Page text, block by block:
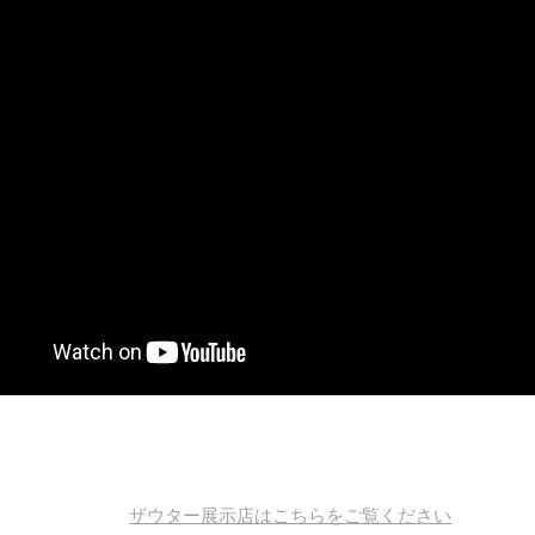
ザウター展示店はこちらをご覧ください